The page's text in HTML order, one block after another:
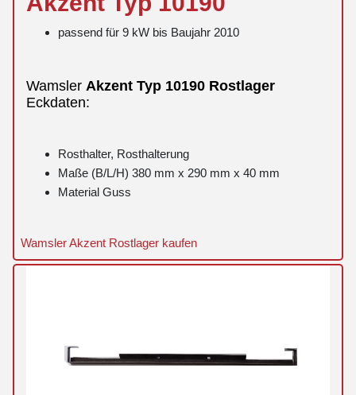
passend für 9 kW bis Baujahr 2010
Wamsler Akzent Typ 10190 Rostlager
Eckdaten:
Rosthalter, Rosthalterung
Maße (B/L/H) 380 mm x 290 mm x 40 mm
Material Guss
Wamsler Akzent Rostlager kaufen